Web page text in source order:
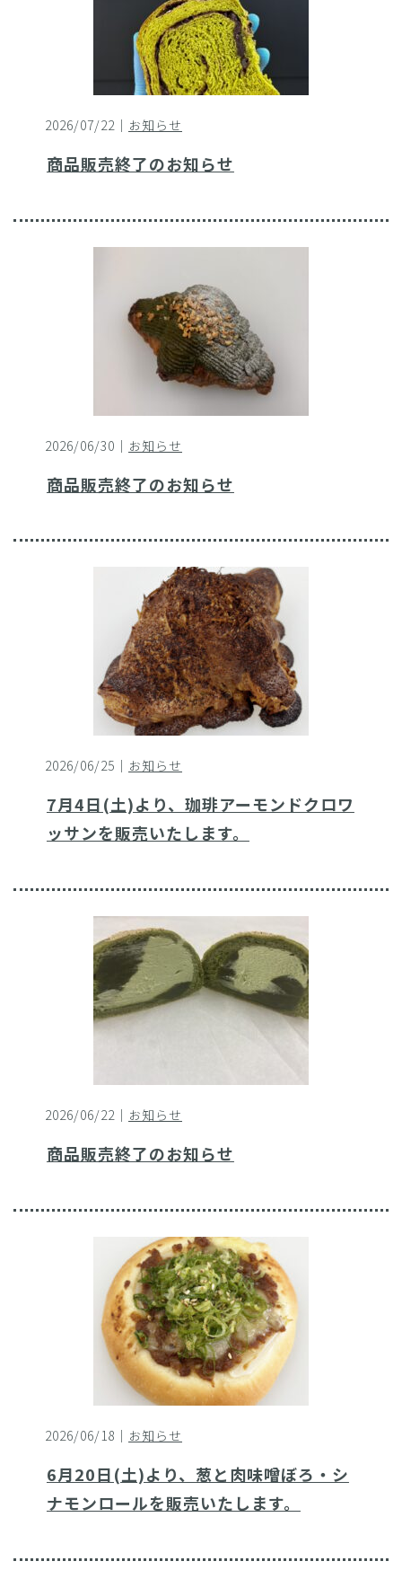
2026/07/22｜ お知らせ
商品販売終了のお知らせ
2026/06/30｜ お知らせ
商品販売終了のお知らせ
2026/06/25｜ お知らせ
7月4日(土)より、珈琲アーモンドクロワ
ッサンを販売いたします。
2026/06/22｜ お知らせ
商品販売終了のお知らせ
2026/06/18｜ お知らせ
6月20日(土)より、葱と肉味噌ぼろ・シ
ナモンロールを販売いたします。